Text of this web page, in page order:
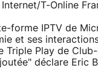
T-Online
forme IPTV de
et ses
Triple Play de
déclare Eric